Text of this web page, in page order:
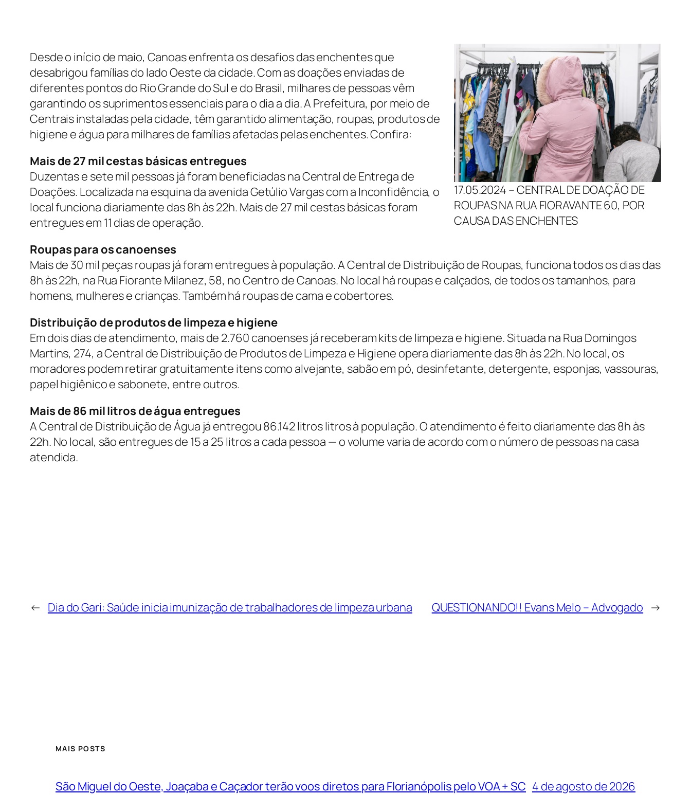
17.05.2024 – CENTRAL DE DOAÇÃO DE
ROUPAS NA RUA FIORAVANTE 60, POR
CAUSA DAS ENCHENTES
Desde o início de maio, Canoas enfrenta os desafios das enchentes que
desabrigou famílias do lado Oeste da cidade. Com as doações enviadas de
diferentes pontos do Rio Grande do Sul e do Brasil, milhares de pessoas vêm
garantindo os suprimentos essenciais para o dia a dia. A Prefeitura, por meio de
Centrais instaladas pela cidade, têm garantido alimentação, roupas, produtos de
higiene e água para milhares de famílias afetadas pelas enchentes. Confira:
Mais de 27 mil cestas básicas entregues
Duzentas e sete mil pessoas já foram beneficiadas na Central de Entrega de
Doações. Localizada na esquina da avenida Getúlio Vargas com a Inconfidência, o
local funciona diariamente das 8h às 22h. Mais de 27 mil cestas básicas foram
entregues em 11 dias de operação.
Roupas para os canoenses
Mais de 30 mil peças roupas já foram entregues à população. A Central de Distribuição de Roupas, funciona todos os dias das
8h às 22h, na Rua Fiorante Milanez, 58, no Centro de Canoas. No local há roupas e calçados, de todos os tamanhos, para
homens, mulheres e crianças. Também há roupas de cama e cobertores.
Distribuição de produtos de limpeza e higiene
Em dois dias de atendimento, mais de 2.760 canoenses já receberam kits de limpeza e higiene. Situada na Rua Domingos
Martins, 274, a Central de Distribuição de Produtos de Limpeza e Higiene opera diariamente das 8h às 22h. No local, os
moradores podem retirar gratuitamente itens como alvejante, sabão em pó, desinfetante, detergente, esponjas, vassouras,
papel higiênico e sabonete, entre outros.
Mais de 86 mil litros de água entregues
A Central de Distribuição de Água já entregou 86.142 litros litros à população. O atendimento é feito diariamente das 8h às
22h. No local, são entregues de 15 a 25 litros a cada pessoa — o volume varia de acordo com o número de pessoas na casa
atendida.
← Dia do Gari: Saúde inicia imunização de trabalhadores de limpeza urbana QUESTIONANDO!! Evans Melo – Advogado →
MAIS POSTS
São Miguel do Oeste, Joaçaba e Caçador terão voos diretos para Florianópolis pelo VOA + SC 4 de agosto de 2026